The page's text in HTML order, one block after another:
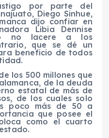
por parte del
Diego Sinhue,
dijo confiar en
Libia Dennise
no lacere a los
que se dé un
beneficio de todos
los 500 millones que
de la deuda
estatal de más de
de los cuales solo
poco más de 50 a
que posee el
como el cuarto